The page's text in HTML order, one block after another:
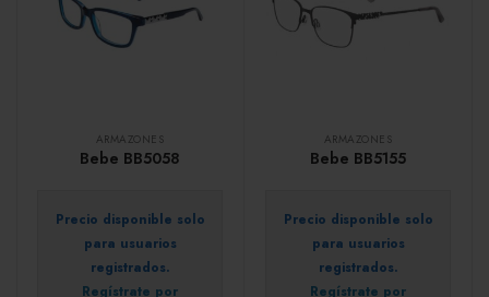
ARMAZONES
Bebe BB5058
Precio disponible solo
para usuarios
registrados.
Regístrate por
ARMAZONES
Bebe BB5155
Precio disponible solo
para usuarios
registrados.
Regístrate por